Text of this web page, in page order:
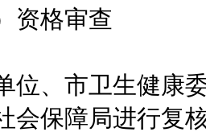
格审查
、市卫生健康委
会保障局进行复